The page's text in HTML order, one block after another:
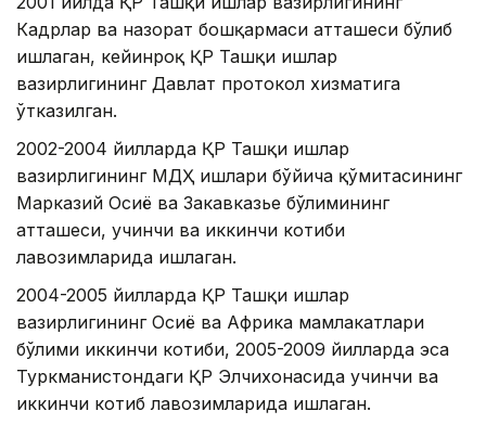
Кадрлар ва назорат бошқармаси атташеси бўлиб
ишлаган, кейинроқ ҚР Ташқи ишлар
вазирлигининг Давлат протокол хизматига
ўтказилган.
2002-2004 йилларда ҚР Ташқи ишлар
вазирлигининг МДҲ ишлари бўйича қўмитасининг
Марказий Осиё ва Закавказье бўлимининг
атташеси, учинчи ва иккинчи котиби
лавозимларида ишлаган.
2004-2005 йилларда ҚР Ташқи ишлар
вазирлигининг Осиё ва Африка мамлакатлари
бўлими иккинчи котиби, 2005-2009 йилларда эса
Туркманистондаги ҚР Элчихонасида учинчи ва
иккинчи котиб лавозимларида ишлаган.